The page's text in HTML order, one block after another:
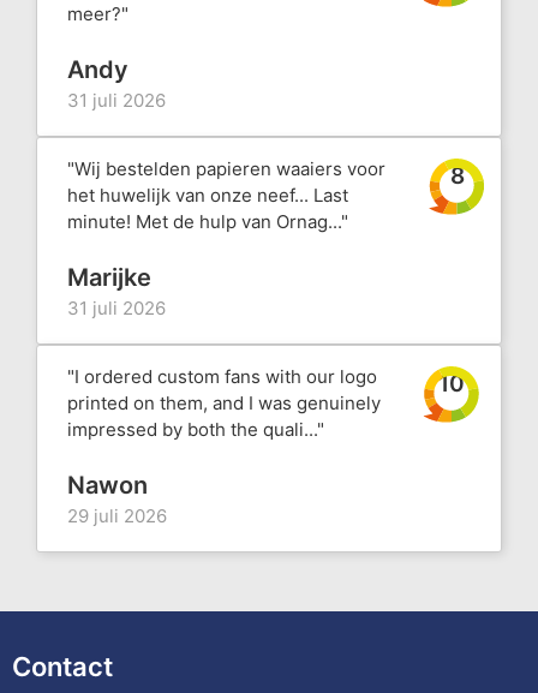
meer?"
Andy
31 juli 2026
"Wij bestelden papieren waaiers voor
het huwelijk van onze neef... Last
minute! Met de hulp van Ornag..."
8
Marijke
31 juli 2026
"I ordered custom fans with our logo
printed on them, and I was genuinely
impressed by both the quali..."
10
Nawon
29 juli 2026
Contact